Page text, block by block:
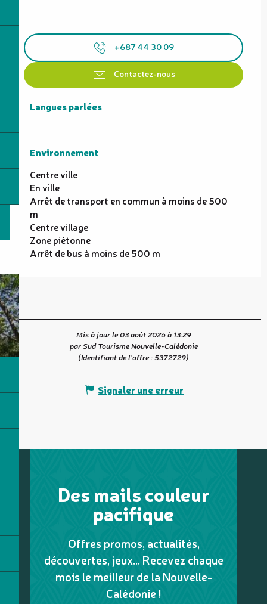
+687 44 30 09
Contactez-nous
Langues parlées
Langues parlées
Environnement
Environnement
Centre ville
En ville
Arrêt de transport en commun à moins de 500
m
Centre village
Zone piétonne
Arrêt de bus à moins de 500 m
Mis à jour le 03 août 2026 à 13:29
par Sud Tourisme Nouvelle-Calédonie
(Identifiant de l'offre :5372729)
Signaler une erreur
Des mails couleur
pacifique
Offres promos, actualités,
découvertes, jeux... Recevez chaque
mois le meilleur de la Nouvelle-
Calédonie !